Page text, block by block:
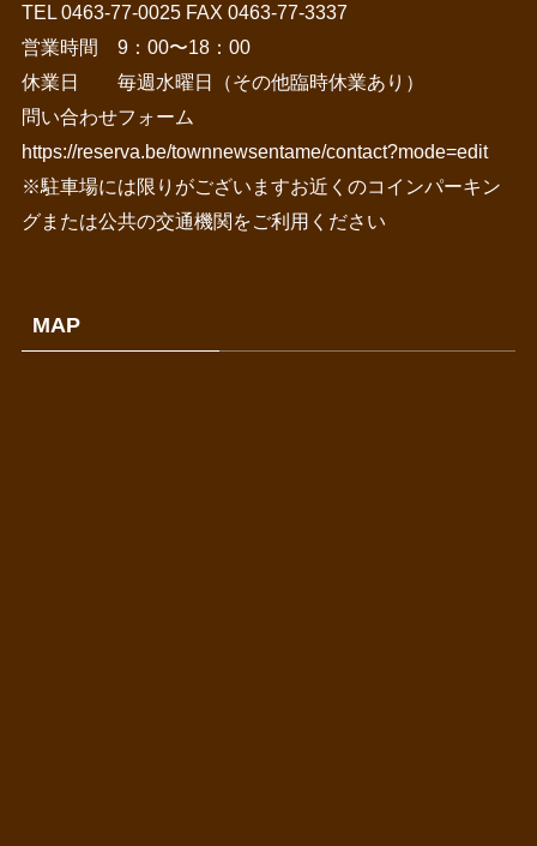
TEL 0463-77-0025 FAX 0463-77-3337
営業時間 9：00〜18：00
休業日 毎週水曜日（その他臨時休業あり）
問い合わせフォーム
https://reserva.be/townnewsentame/contact?mode=edit
※駐車場には限りがございますお近くのコインパーキン
グまたは公共の交通機関をご利用ください
MAP